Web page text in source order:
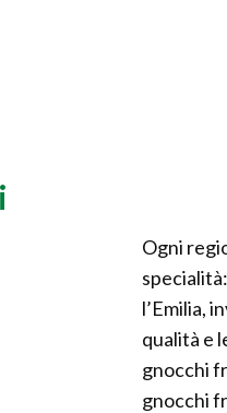
Ogni
l’Emilia,
qualità e
gnocchi
gnocchi